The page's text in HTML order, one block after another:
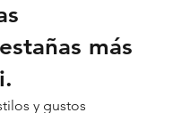
más
y gustos